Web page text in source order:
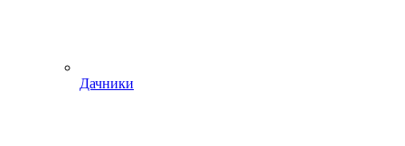
Дачники